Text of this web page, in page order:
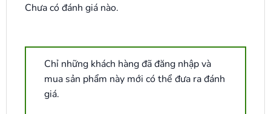
Chưa có đánh giá nào.
Chỉ những khách hàng đã đăng nhập và
mua sản phẩm này mới có thể đưa ra đánh
giá.